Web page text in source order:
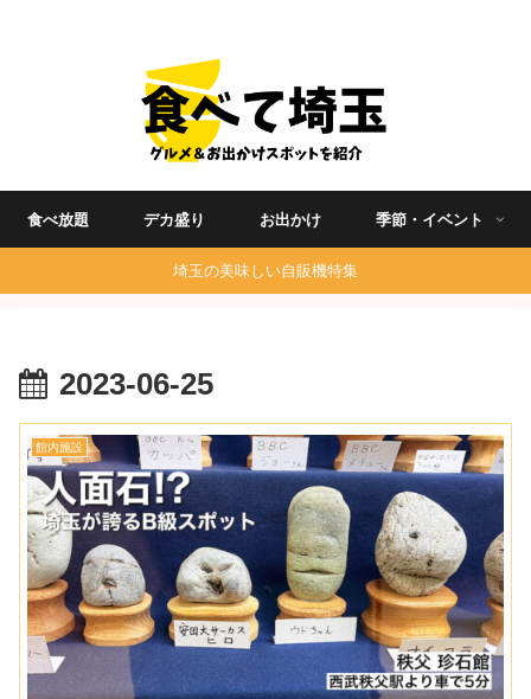
食べ放題 デカ盛り お出かけ 季節・イベント
埼玉の美味しい自販機特集
2023-06-25
館内施設